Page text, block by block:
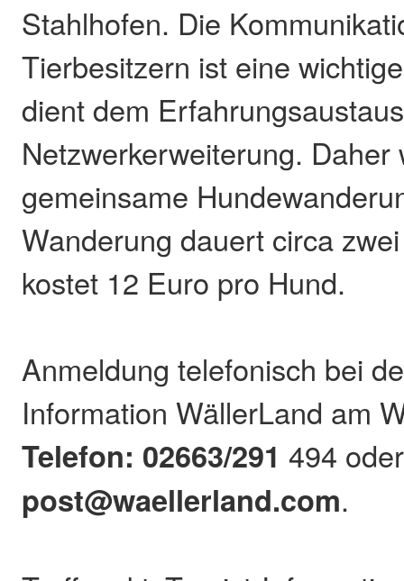
Stahlhofen. Die
Tierbesitzern ist eine
dient dem
Netzwerkerweiterung. Daher
gemeinsame
Wanderung dauert circa
kostet 12 Euro pro Hund.
Anmeldung telefonisch bei
Information WällerLand am
Telefon: 02663/291 494
post@waellerland.com.